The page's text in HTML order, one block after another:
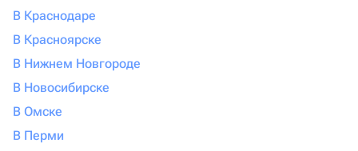
В Краснодаре
В Красноярске
В Нижнем Новгороде
В Новосибирске
В Омске
В Перми